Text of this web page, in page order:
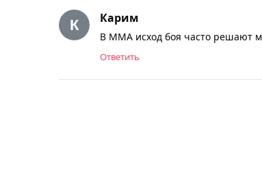
Карим
В ММА исход боя часто решают
Ответить